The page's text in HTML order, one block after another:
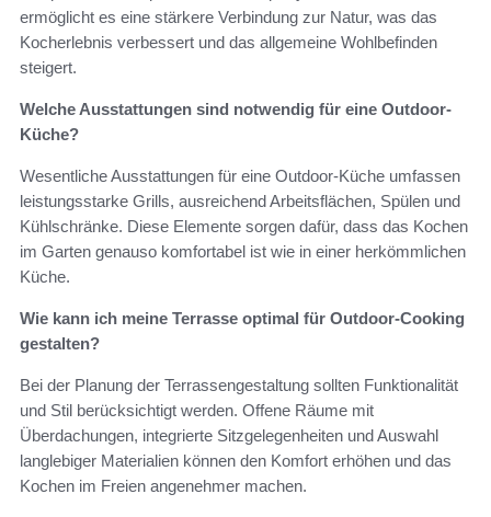
ermöglicht es eine stärkere Verbindung zur Natur, was das
Kocherlebnis verbessert und das allgemeine Wohlbefinden
steigert.
Welche Ausstattungen sind notwendig für eine Outdoor-
Küche?
Wesentliche Ausstattungen für eine Outdoor-Küche umfassen
leistungsstarke Grills, ausreichend Arbeitsflächen, Spülen und
Kühlschränke. Diese Elemente sorgen dafür, dass das Kochen
im Garten genauso komfortabel ist wie in einer herkömmlichen
Küche.
Wie kann ich meine Terrasse optimal für Outdoor-Cooking
gestalten?
Bei der Planung der Terrassengestaltung sollten Funktionalität
und Stil berücksichtigt werden. Offene Räume mit
Überdachungen, integrierte Sitzgelegenheiten und Auswahl
langlebiger Materialien können den Komfort erhöhen und das
Kochen im Freien angenehmer machen.